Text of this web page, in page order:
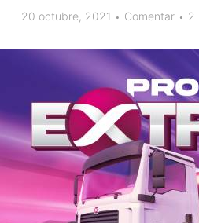
20 octubre, 2021 Comentar 2